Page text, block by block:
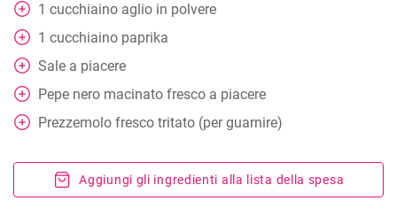
1 cucchiaino aglio in polvere
1 cucchiaino paprika
Sale a piacere
Pepe nero macinato fresco a piacere
Prezzemolo fresco tritato (per guarnire)
Aggiungi gli ingredienti alla lista della spesa